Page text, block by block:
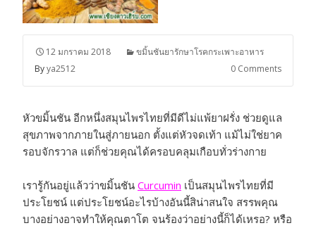
12 มกราคม 2018
ขมิ้นชันยารักษาโรคกระเพาะอาหาร
Byya2512 0 Comments
หัวขมิ้นชัน อีกหนึ่งสมุนไพรไทยที่มีดีไม่แพ้ยาฝรั่ง ช่วยดูแล
สุขภาพจากภายในสู่ภายนอก ตั้งแต่หัวจดเท้า แม้ไม่ใช่ยาค
รอบจักรวาล แต่ก็ช่วยคุณได้ครอบคลุมเกือบทั่วร่างกาย
เรารู้กันอยู่แล้วว่าขมิ้นชัน Curcumin เป็นสมุนไพรไทยที่มี
ประโยชน์ แต่ประโยชน์อะไรบ้างอันนี้สิน่าสนใจ สรรพคุณ
บางอย่างอาจทำให้คุณตาโต จนร้องว่าอย่างนี้ก็ได้เหรอ? หรือ